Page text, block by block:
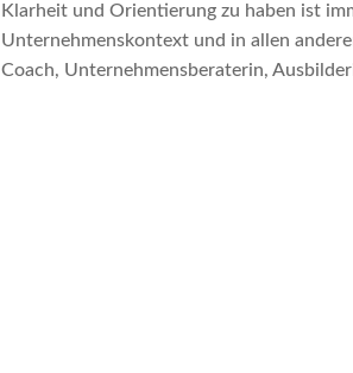
Klarheit und Orientierung zu haben ist
Unternehmenskontext und in allen
Coach, Unternehmensberaterin,